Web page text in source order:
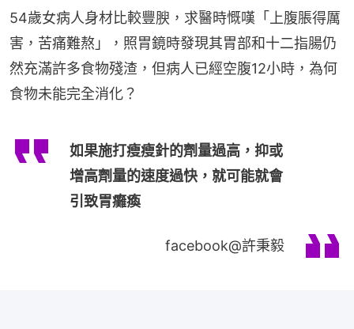
54歲女病人身材比較豐腴，求醫時慨嘆「上腹脹得厲
害，苦痛難熬」，照胃鏡時發現其胃部和十二指腸仍
然充滿許多食物殘渣，但病人已經空腹12小時，為何
食物未能完全消化？
如果施打瘦瘦針的劑量過高，抑或
增高劑量的速度過快，就可能就會
引致胃癱瘓
facebook@許秉毅